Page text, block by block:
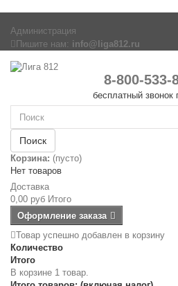
Администрация
Пишите нам: info@liga812.ru
8-800-533-
бесплатный звонок
Поиск
Корзина: (пусто)
Нет товаров
Доставка
0,00 руб Итого
Оформление заказа
Товар успешно добавлен в корзину
Количество
Итого
В корзине 1 товар.